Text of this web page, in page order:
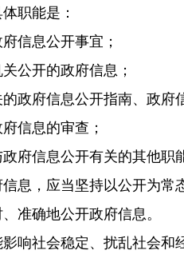
职能是：
信息公开事宜；
公开的政府信息；
的政府信息公开指南、政
信息的审查；
府信息公开有关的其他职
息，应当坚持以公开为常
准确地公开政府信息。
响社会稳定、扰乱社会和